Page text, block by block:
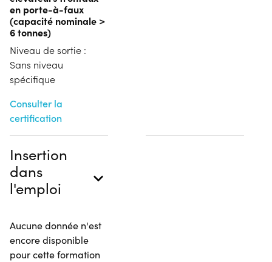
en porte-à-faux
(capacité nominale >
6 tonnes)
Niveau de sortie :
Sans niveau
spécifique
Consulter la
certification
Insertion
dans
l'emploi
Aucune donnée n'est
encore disponible
pour cette formation